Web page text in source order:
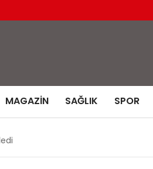
MAGAZIN SAĞLIK SPOR